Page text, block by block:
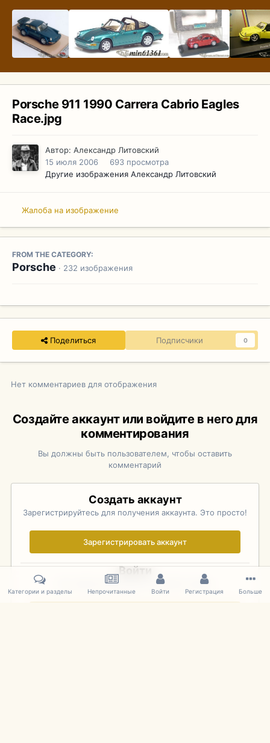
Porsche 911 1990 Carrera Cabrio Eagles
Race.jpg
Автор: Александр Литовский
15 июля 2006
693 просмотра
Другие изображения Александр Литовский
Жалоба на изображение
FROM THE CATEGORY:
Porsche · 232 изображения
Поделиться Подписчики 0
Нет комментариев для отображения
Создайте аккаунт или войдите в него для
комментирования
Вы должны быть пользователем, чтобы оставить
комментарий
Создать аккаунт
Зарегистрируйтесь для получения аккаунта. Это просто!
Зарегистрировать аккаунт
Войти
Уже зарегистрированы? Войдите здесь.
Категории и разделы Непрочитанные Войти Регистрация Больше